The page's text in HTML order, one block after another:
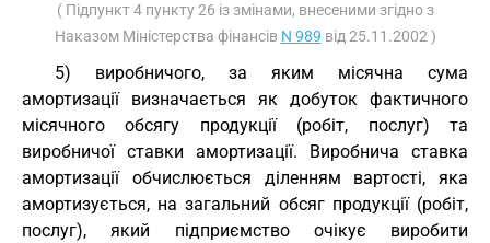
( Підпункт 4 пункту 26 із змінами, внесеними згідно з
Наказом Міністерства фінансів N 989 від 25.11.2002 )
5) виробничого, за яким місячна сума
амортизації визначається як добуток фактичного
місячного обсягу продукції (робіт, послуг) та
виробничої ставки амортизації. Виробнича ставка
амортизації обчислюється діленням вартості, яка
амортизується, на загальний обсяг продукції (робіт,
послуг), який підприємство очікує виробити